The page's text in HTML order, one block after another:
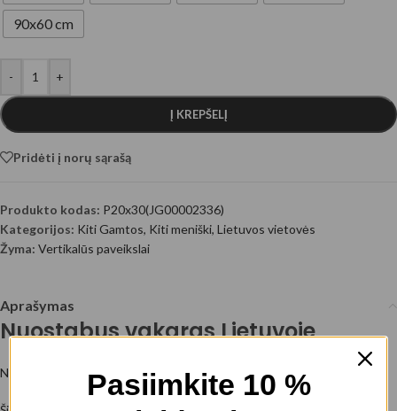
90x60 cm
- +
Į KREPŠELĮ
Pridėti į norų sąrašą
Produkto kodas: P20x30(JG00002336)
Kategorijos: Kiti Gamtos, Kiti meniški, Lietuvos vietovės
Žyma: Vertikalūs paveikslai
Aprašymas
Nuostabus vakaras Lietuvoje
Nuotraukos autorius: @EyeEmPasiimkite 10 %